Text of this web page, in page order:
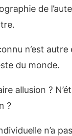
de
n’est
du monde.
allusion ?
?
n’a